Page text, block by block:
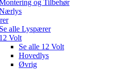
og Tilbehør
Se alle Lyspærer
12 Volt
Se alle 12 Volt
Hovedlys
Øvrig